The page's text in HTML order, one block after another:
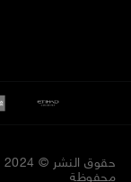
محفوظة